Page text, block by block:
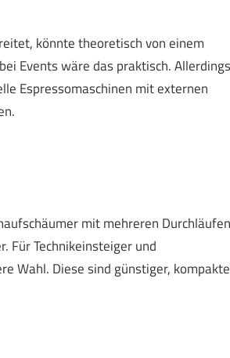
könnte theoretisch von einem
Events wäre das praktisch. Allerdings
Espressomaschinen mit externen
mit mehreren Durchläufen
Für Technik­einsteiger und
Wahl. Diese sind günstiger,